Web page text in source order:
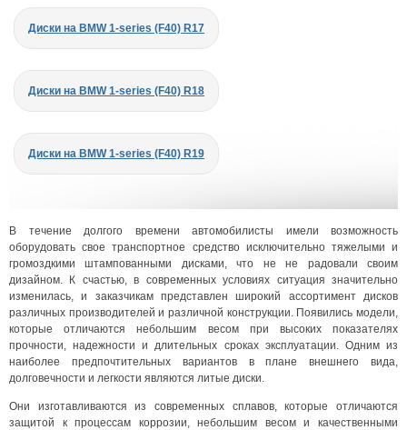
Диски на BMW 1-series (F40) R17
Диски на BMW 1-series (F40) R18
Диски на BMW 1-series (F40) R19
В течение долгого времени автомобилисты имели возможность
оборудовать свое транспортное средство исключительно тяжелыми и
громоздкими штампованными дисками, что не не радовали своим
дизайном. К счастью, в современных условиях ситуация значительно
изменилась, и заказчикам представлен широкий ассортимент дисков
различных производителей и различной конструкции. Появились модели,
которые отличаются небольшим весом при высоких показателях
прочности, надежности и длительных сроках эксплуатации. Одним из
наиболее предпочтительных вариантов в плане внешнего вида,
долговечности и легкости являются литые диски.
Они изготавливаются из современных сплавов, которые отличаются
защитой к процессам коррозии, небольшим весом и качественными